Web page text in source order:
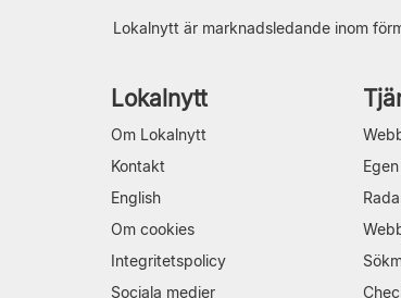
Lokalnytt är marknadsledande inom
Lokalnytt
Om Lokalnytt
Kontakt
English
Om cookies
Integritetspolicy
Sociala medier